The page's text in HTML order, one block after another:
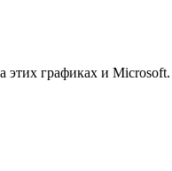
графиках и